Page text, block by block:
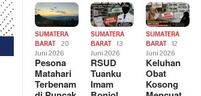
SUMATERA
BARAT
20
Juni 2026
Pesona
Matahari
Terbenam
SUMATERA
BARAT
13
Juni 2026
RSUD
Tuanku
Imam
SUMATERA
BARAT
12
Juni 2026
Keluhan
Obat
Kosong